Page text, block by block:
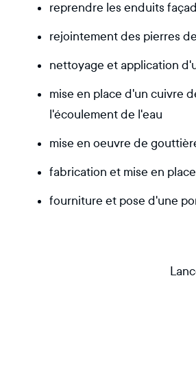
reprendre les enduits
rejointement des pierres
nettoyage et application
mise en place d'un cuivre
l'écoulement de l'eau
mise en oeuvre de
fabrication et mise en
fourniture et pose d'une